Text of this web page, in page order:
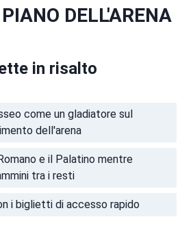
DELL'ARENA
in risalto
come un gladiatore sul
dell'arena
e il Palatino mentre
tra i resti
i biglietti di accesso rapido